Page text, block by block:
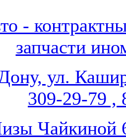
-
запчасти
ул.
309-29-79 ,